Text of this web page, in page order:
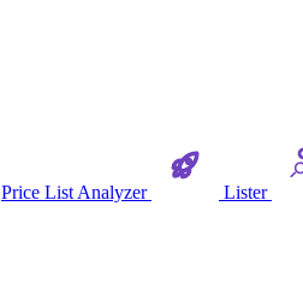
Price List Analyzer Lister